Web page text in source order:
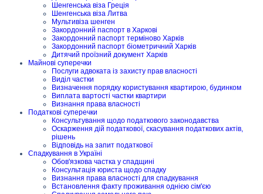
Шенгенська віза Греція
Шенгенська віза Литва
Мультивіза шенген
Закордонний паспорт в Харкові
Закордонний паспорт терміново Харків
Закордонний паспорт біометричний Харків
Дитячий проїзний документ Харків
Майнові суперечки
Послуги адвоката із захисту прав власності
Виділ частки
Визначення порядку користування квартирою, будинком
Виплата вартості частки квартири
Визнання права власності
Податкові суперечки
Консультування щодо податкового законодавства
Оскарження дій податкової, скасування податкових актів,
рішень
Відповідь на запит податкової
Спадкування в Україні
Обов'язкова частка у спадщині
Консультація юриста щодо спадку
Визнання права власності для спадкування
Встановлення факту проживання однією сім'єю